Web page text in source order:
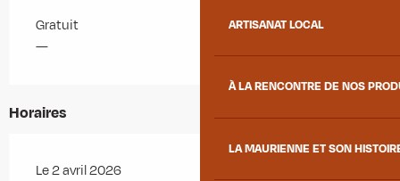
ARTISANAT LOCAL
À LA RENCONTRE DE NOS
LA MAURIENNE ET SON
Gratuit
—
Horaires
Le 2 avril 2026